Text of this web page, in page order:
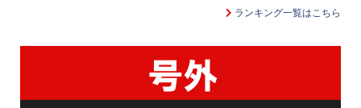
ランキング一覧はこちら